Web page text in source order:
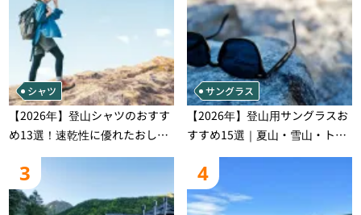
シャツ
【2026年】登山シャツのおすす
め13選！速乾性に優れたおしゃ
れなモデルを徹底紹介！
サングラス
【2026年】登山用サングラスお
すすめ15選｜夏山・雪山・トレ
ラン別、シーンで選ぶ失敗しな
い一本
3 4